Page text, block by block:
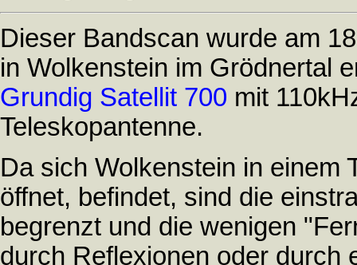
Dieser Bandscan wurde am
in Wolkenstein im Grödnertal
Grundig Satellit 700 mit
Teleskopantenne.
Da sich Wolkenstein in einem
öffnet, befindet, sind die
begrenzt und die wenigen
durch Reflexionen oder durch